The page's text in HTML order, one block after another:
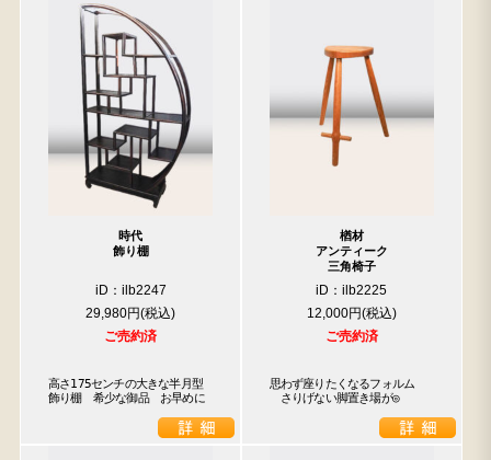
時代
飾り棚
iD：ilb2247
29,980円
ご売約済
高さ175センチの大きな半月型
飾り棚　希少な御品　お早めに
楢材
アンティーク
三角椅子
iD：ilb2225
12,000円
ご売約済
思わず座りたくなるフォルム
さりげない脚置き場が◎